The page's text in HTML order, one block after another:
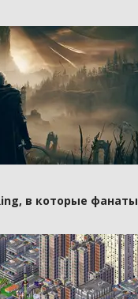
в которые